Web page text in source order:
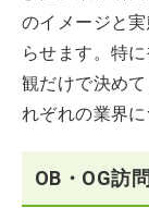
のイメージと
らせます。特
観だけで決め
れぞれの業界
OB・OG訪問